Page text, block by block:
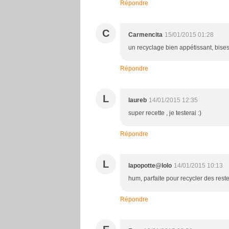
Répondre
C Carmencita 15/01/2015 01:28
un recyclage bien appétissant, bises
Répondre
L laureb 14/01/2015 12:35
super recette , je testerai :)
Répondre
L lapopotte@lolo 14/01/2015 10:13
hum, parfaite pour recycler des
Répondre